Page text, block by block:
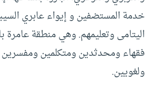
خدمة المستضفين و إيواء عابري
اليتامى وتعليمهم. وهي منطقة عامرة
فقهاء ومحدثدين ومتكلمين
ولغويين.